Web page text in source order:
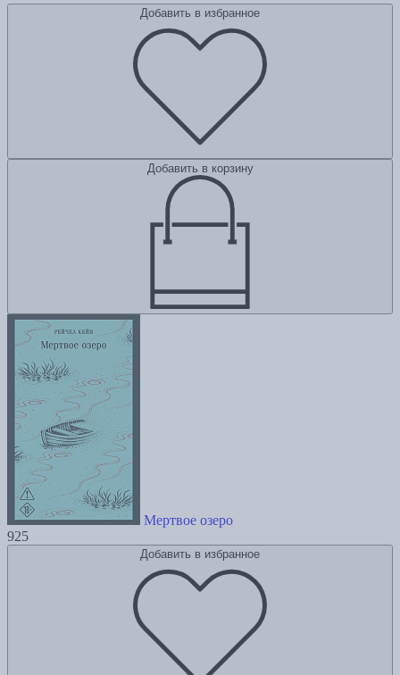
Добавить в избранное
Добавить в корзину
Мертвое озеро
925
Добавить в избранное